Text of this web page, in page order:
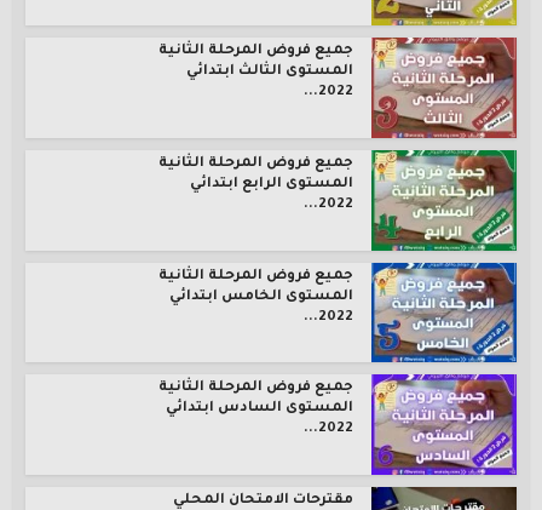
جميع فروض المرحلة الثانية
المستوى الثالث ابتدائي
2022...
جميع فروض المرحلة الثانية
المستوى الرابع ابتدائي
2022...
جميع فروض المرحلة الثانية
المستوى الخامس ابتدائي
2022...
جميع فروض المرحلة الثانية
المستوى السادس ابتدائي
2022...
مقترحات الامتحان المحلي